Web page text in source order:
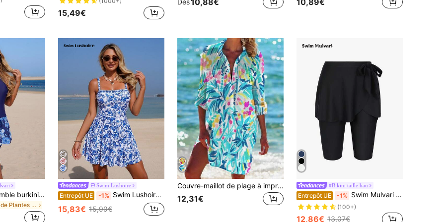
15,49€
Swim Mulvari Ensemble burkini 2 pièces élégant à imprimé floral bleu et violet, collection Printemps/Été 26SS
de Plantes Femmes Burkinis
Swim Lushoire
Entrepôt UE -1% Swim Lushoire Maillot de bain élégant pour femmes en 2 pièces avec imprimé floral cachemire, bretelles épaisses et bas triangle, pour l'été
15,83€ 15,99€
Couvre-maillot de plage à imprimé tropical à simple boutonnage pour femmes, idéal pour les vacances d'été
12,31€
#Bikini taille hau
Entrepôt UE -1% Swim Mulvari Nouveau short-jupe à taille nouée pour femmes, bas de maillot de bain décontracté noir pour vacances
(100+)
12,86€ 13,07€